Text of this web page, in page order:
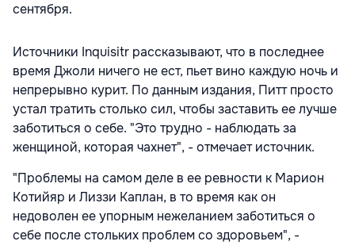
сентября.
Источники Inquisitr рассказывают, что в последнее
время Джоли ничего не ест, пьет вино каждую ночь и
непрерывно курит. По данным издания, Питт просто
устал тратить столько сил, чтобы заставить ее лучше
заботиться о себе. "Это трудно - наблюдать за
женщиной, которая чахнет", - отмечает источник.
"Проблемы на самом деле в ее ревности к Марион
Котийяр и Лиззи Каплан, в то время как он
недоволен ее упорным нежеланием заботиться о
себе после стольких проблем со здоровьем", -